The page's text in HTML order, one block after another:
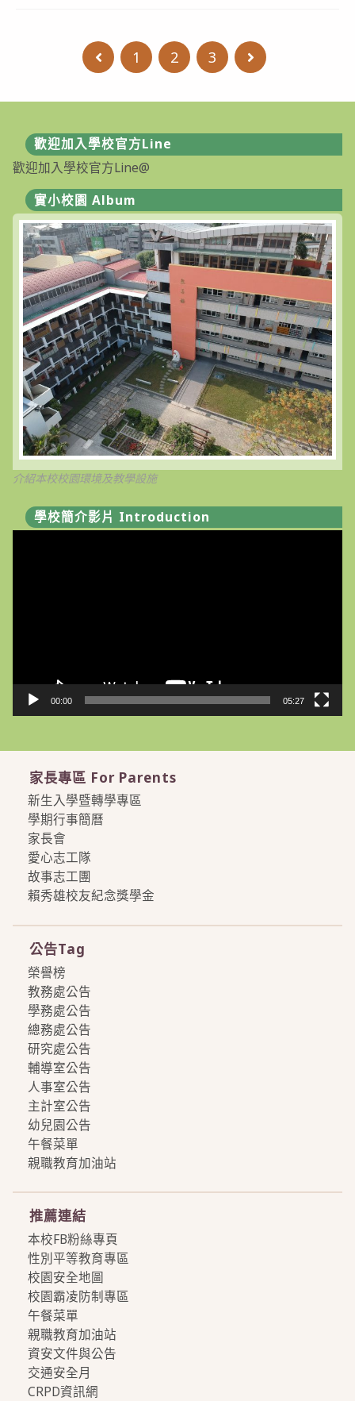
Go to the previous page
1 2 3 Go to the next
歡迎加入學校官方Line
歡迎加入學校官方Line@
實小校園 Album
介紹本校校園環境及教學設施
學校簡介影片 Introduction
00:00 05:27
家長專區 For Parents
新生入學暨轉學專區
學期行事簡曆
家長會
愛心志工隊
故事志工團
賴秀雄校友紀念獎學金
公告Tag
榮譽榜
教務處公告
學務處公告
總務處公告
研究處公告
輔導室公告
人事室公告
主計室公告
幼兒園公告
午餐菜單
親職教育加油站
推薦連結
本校FB粉絲專頁
性別平等教育專區
校園安全地圖
校園霸凌防制專區
午餐菜單
親職教育加油站
資安文件與公告
交通安全月
CRPD資訊網